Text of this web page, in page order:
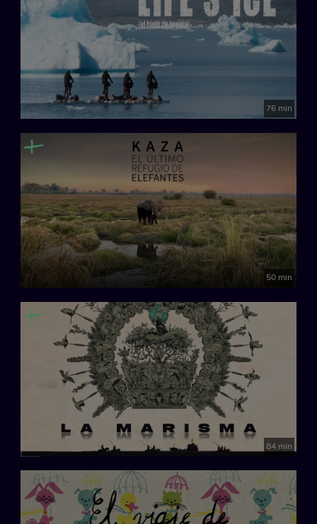
76 min
50 min
84 min